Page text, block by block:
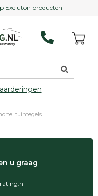
producten
tuintegels
u graag